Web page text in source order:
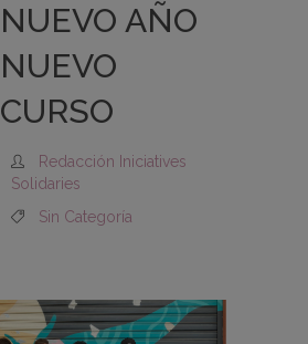
NUEVO AÑO
NUEVO
CURSO
Redacción Iniciatives
Solidaries
Sin Categoría